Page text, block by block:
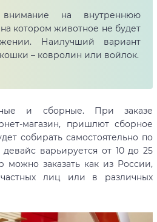
внимание на внутреннюю
котором животное не будет
Наилучший вариант
– ковролин или войлок.
и сборные. При заказе
магазин, пришлют сборное
собирать самостоятельно по
варьируется от 10 до 25
можно заказать как из России,
лиц или в различных